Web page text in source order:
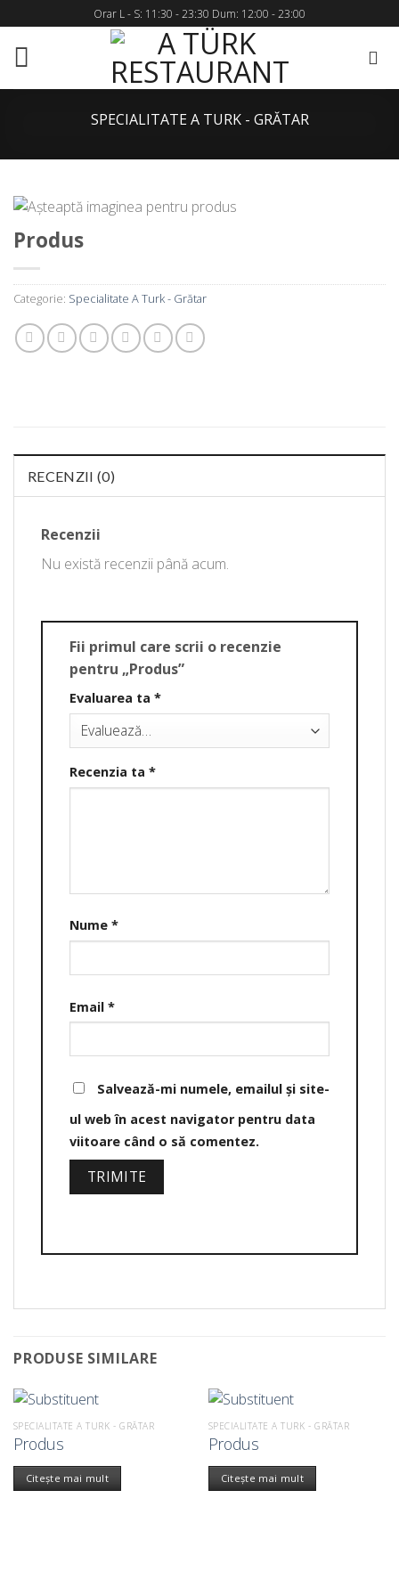
to
content
Orar L - S: 11:30 - 23:30 Dum: 12:00 - 23:00
SPECIALITATE A TURK - GRĂTAR
Produs
Categorie: Specialitate A Turk - Grătar
RECENZII (0)
Recenzii
Nu există recenzii până acum.
Fii primul care scrii o recenzie
pentru „Produs”
Evaluarea ta *
Recenzia ta *
Nume *
Email *
Salvează-mi numele, emailul și site-
ul web în acest navigator pentru data
viitoare când o să comentez.
PRODUSE SIMILARE
SPECIALITATE A TURK - GRĂTAR
Produs
Citește mai mult
SPECIALITATE A TURK - GRĂTAR
Produs
Citește mai mult